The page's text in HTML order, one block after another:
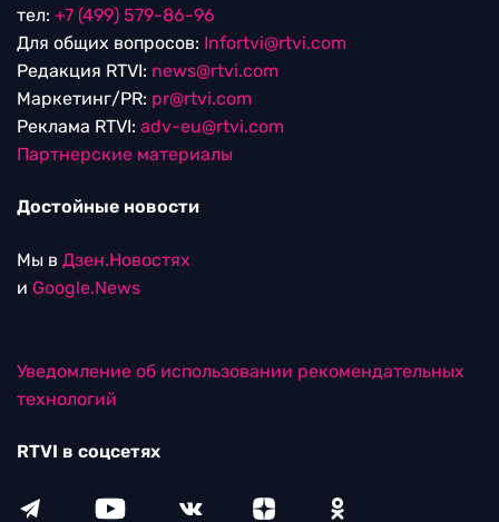
тел: +7 (499) 579-86-96
Для общих вопросов: Infortvi@rtvi.com
Редакция RTVI: news@rtvi.com
Маркетинг/PR: pr@rtvi.com
Реклама RTVI: adv-eu@rtvi.com
Партнерские материалы
Достойные новости
Мы в Дзен.Новостях
и Google.News
Уведомление об использовании рекомендательных
технологий
RTVI в соцсетях